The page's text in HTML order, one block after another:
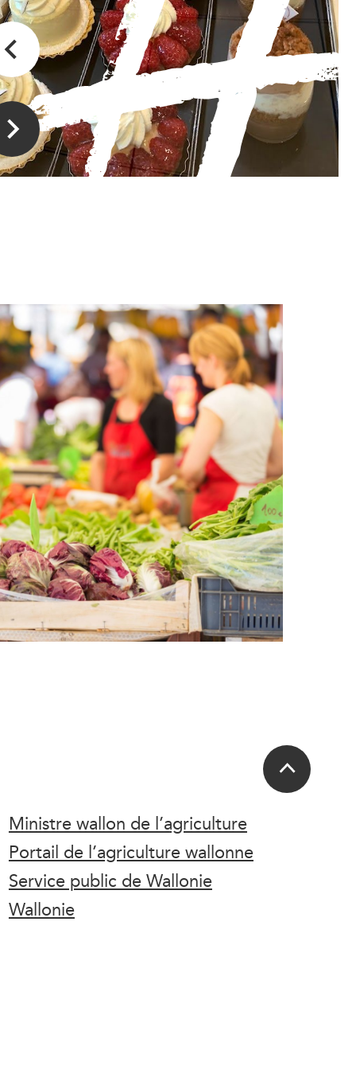
Ministre wallon de l’agriculture
Portail de l’agriculture wallonne
Service public de Wallonie
Wallonie